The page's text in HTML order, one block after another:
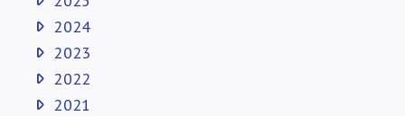
2024
2023
2022
2021